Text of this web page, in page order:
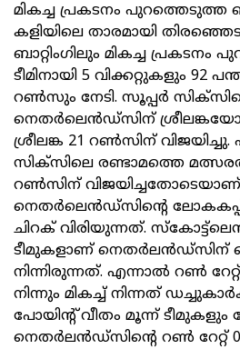
മികച്ച പ്രകടനം പുറത്തെടുത്ത
കളിയിലെ താരമായി
ബാറ്റിംഗിലും മികച്ച പ്രകടനം
ടീമിനായി 5 വിക്കറ്റുകളും 92
റൺസും നേടി. സൂപ്പർ
നെതർലെൻഡ്സിന്
ശ്രീലങ്ക 21 റൺസിന്
സിക്സിലെ രണ്ടാമത്തെ
റൺസിന് വിജയിച്ചതോടെയാണ്
നെതർലെൻഡ്സിന്റെ
ചിറക് വിരിയുന്നത്.
ടീമുകളാണ് നെതർലൻഡ്സിന്
നിന്നിരുന്നത്. എന്നാൽ റൺ റേറ്റ്
നിന്നും മികച്ച് നിന്നത്
പോയിന്റ് വീതം മൂന്ന് ടീമുകളും
നെതർലൻഡ്സിന്റെ റൺ റേറ്റ്